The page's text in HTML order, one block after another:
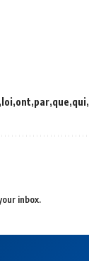
loi ont par que qui
inbox.